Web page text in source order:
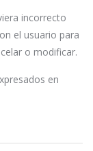
incorrecto
el usuario para
o modificar.
en